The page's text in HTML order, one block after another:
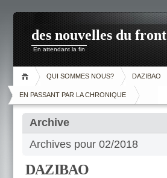
des nouvelles du front
En attendant la fin
QUI SOMMES NOUS? DAZIBAO
EN PASSANT PAR LA CHRONIQUE
Archive
Archives pour 02/2018
DAZIBAO